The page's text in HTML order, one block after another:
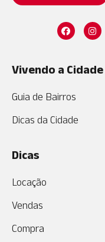
Vivendo a Cidade
Guia de Bairros
Dicas da Cidade
Dicas
Locação
Vendas
Compra